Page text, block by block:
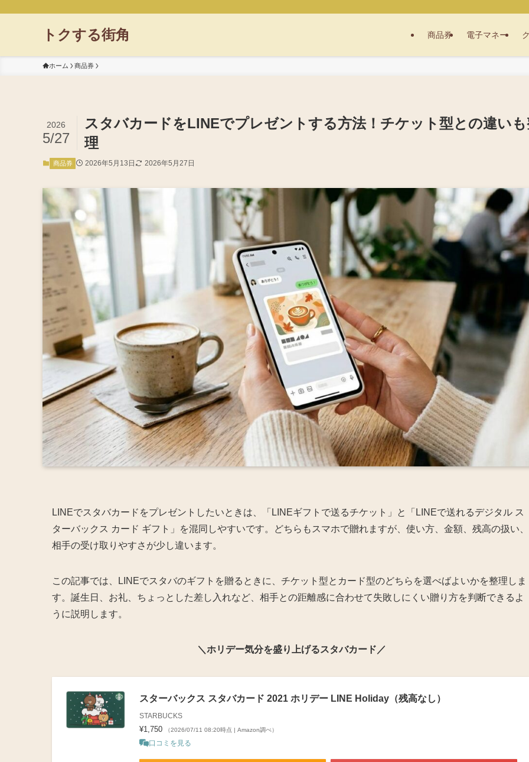
トクする街角 商品券 電子マネー
ホーム 商品券
スタバカードをLINEでプレゼントする方法！チケット型との違い
理
2026
5/27
商品券 2026年5月13日 2026年5月27日
LINEでスタバカードをプレゼントしたいときは、「LINEギフトで送るチケット」と「LINEで送れるデジタル ス
ターバックス カード ギフト」を混同しやすいです。どちらもスマホで贈れますが、使い方、金額、残高の扱い、
相手の受け取りやすさが少し違います。
この記事では、LINEでスタバのギフトを贈るときに、チケット型とカード型のどちらを選べばよいかを整理しま
す。誕生日、お礼、ちょっとした差し入れなど、相手との距離感に合わせて失敗しにくい贈り方を判断できるよ
うに説明します。
＼ホリデー気分を盛り上げるスタバカード／
スターバックス スタバカード 2021 ホリデー LINE Holiday（残高なし）
STARBUCKS
¥1,750 （2026/07/11 08:20時点 | Amazon調べ）
口コミを見る